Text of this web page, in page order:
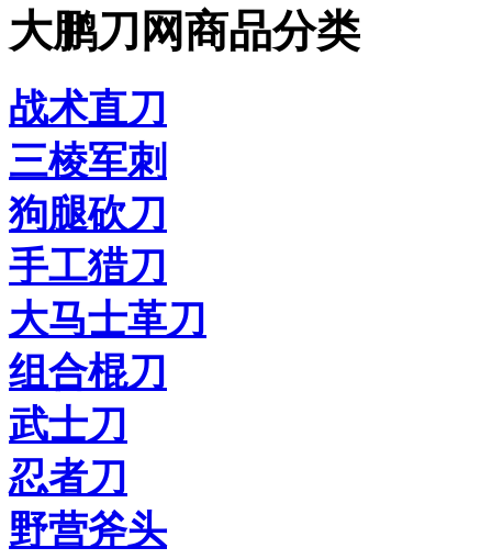
大鹏刀网商品分类
战术直刀
三棱军刺
狗腿砍刀
手工猎刀
大马士革刀
组合棍刀
武士刀
忍者刀
野营斧头